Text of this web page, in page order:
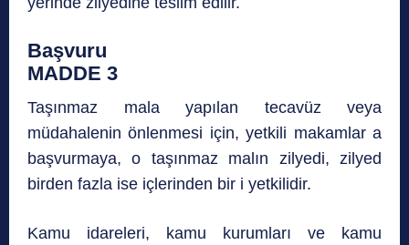
Başvuru
MADDE 3
Taşınmaz mala yapılan tecavüz veya
müdahalenin önlenmesi için, yetkili makamlar a
başvurmaya, o taşınmaz malın zilyedi, zilyed
birden fazla ise içlerinden bir i yetkilidir.
Kamu idareleri, kamu kurumları ve kamu